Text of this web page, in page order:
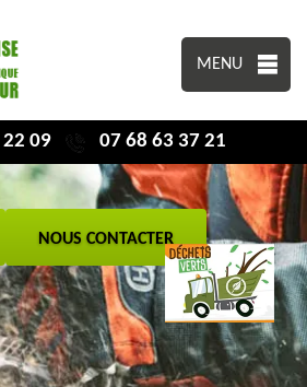
MENU
09 07 68 63 37 21
NOUS CONTACTER